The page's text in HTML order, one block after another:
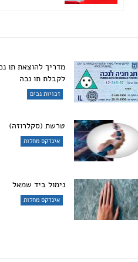
מדריך להוצאת תו
לקבלת תו נכה
זכויות נכים
טרשת (סקלרוזה)
אינדקס מחלות
נימול ביד שמאל
אינדקס מחלות